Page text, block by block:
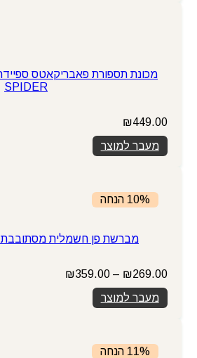
SPIDER
₪449.00
מעבר למוצר
10% הנחה
מברשת פן חשמלית מסתובבת 2 ראשים STORM
₪269.00
–
₪359.00
מעבר למוצר
11% הנחה